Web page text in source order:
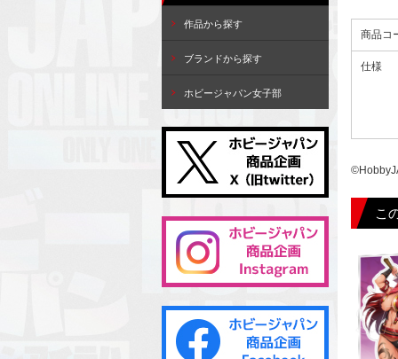
商品コ
仕様
こ
作品から探す
ブランドから探す
ホビージャパン女子部